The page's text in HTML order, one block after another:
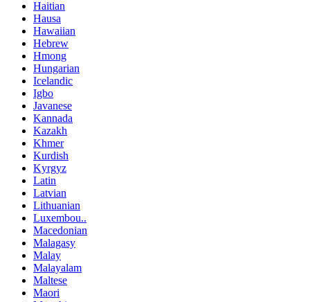
Haitian
Hausa
Hawaiian
Hebrew
Hmong
Hungarian
Icelandic
Igbo
Javanese
Kannada
Kazakh
Khmer
Kurdish
Kyrgyz
Latin
Latvian
Lithuanian
Luxembou..
Macedonian
Malagasy
Malay
Malayalam
Maltese
Maori